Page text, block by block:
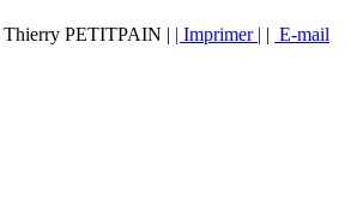
Thierry PETITPAIN | | Imprimer | | E-mail